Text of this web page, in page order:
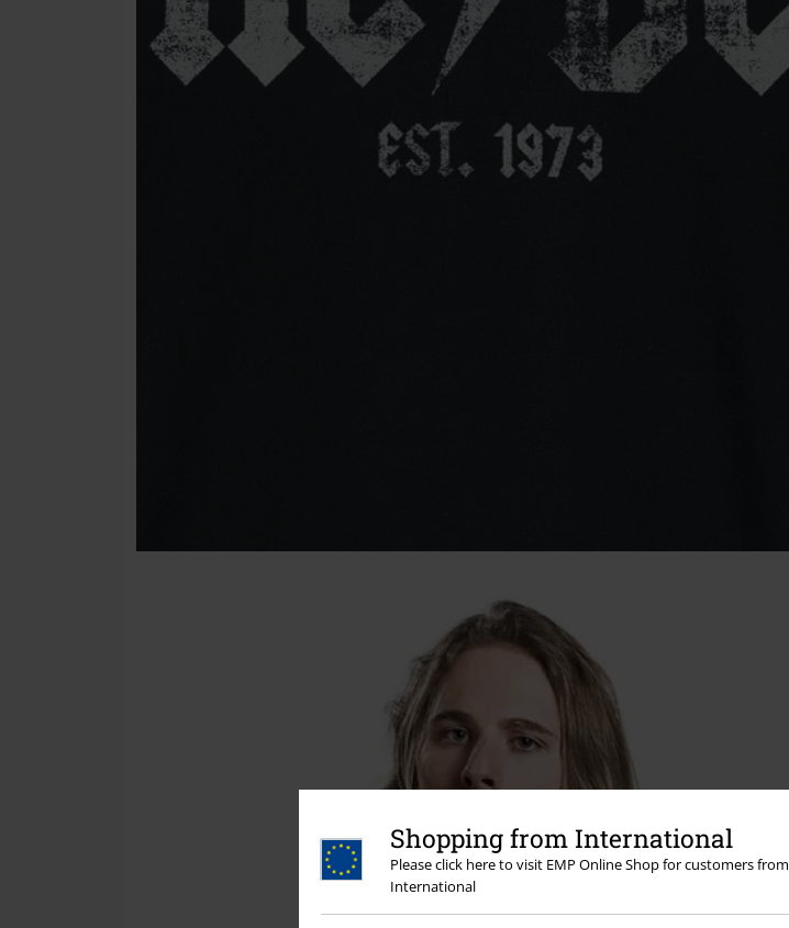
Shopping from International
Please click here to visit EMP Online Shop for customers from
International